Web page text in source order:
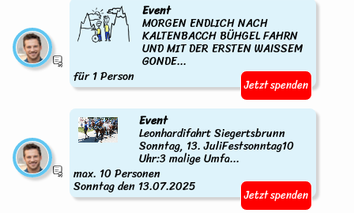
Event
MORGEN ENDLICH NACH
KALTENBACCH BÜHGEL FAHRN
UND MIT DER ERSTEN WAISSEM
GONDE...
für 1 Person Jetzt spenden
Event
Leonhardifahrt Siegertsbrunn
Sonntag, 13. JuliFestsonntag10
Uhr:3 malige Umfa...
max. 10 Personen
Sonntag den 13.07.2025 Jetzt spenden